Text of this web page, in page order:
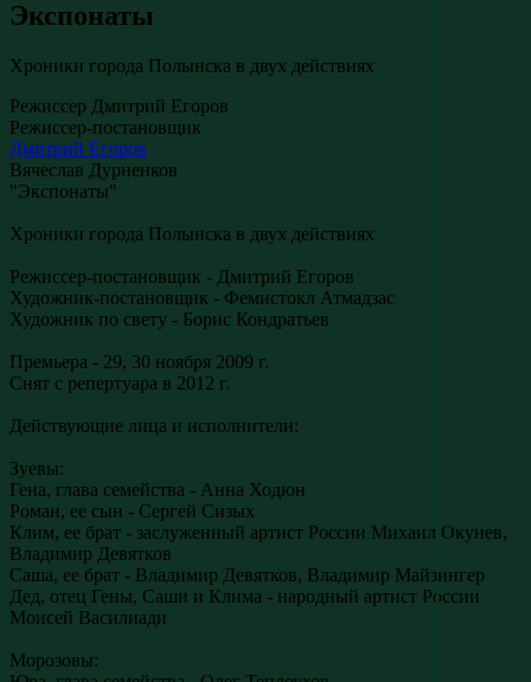
Экспонаты
Хроники города Полынска в двух действиях
Режиссер Дмитрий Егоров
Режиссер-постановщик
Дмитрий Егоров
Вячеслав Дурненков
"Экспонаты"
Хроники города Полынска в двух действиях
Режиссер-постановщик - Дмитрий Егоров
Художник-постановщик - Фемистокл Атмадзас
Художник по свету - Борис Кондратьев
Премьера - 29, 30 ноября 2009 г.
Снят с репертуара в 2012 г.
Действующие лица и исполнители:
Зуевы:
Гена, глава семейства - Анна Ходюн
Роман, ее сын - Сергей Сизых
Клим, ее брат - заслуженный артист России Михаил Окунев,
Владимир Девятков
Саша, ее брат - Владимир Девятков, Владимир Майзингер
Дед, отец Гены, Саши и Клима - народный артист России
Моисей Василиади
Морозовы: